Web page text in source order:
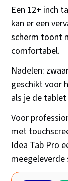
Een 12+ inch
kan er een
scherm toont
comfortabel.
Nadelen:
geschikt voor
als je de
Voor
met
Idea Tab Pro
meegeleverde